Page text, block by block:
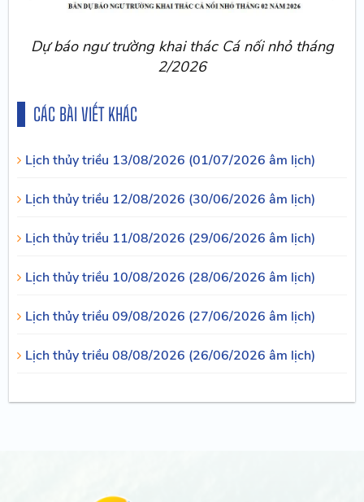
Dự báo ngư trường khai thác Cá nối nhỏ tháng
2/2026
CÁC BÀI VIẾT KHÁC
Lịch thủy triều 13/08/2026 (01/07/2026 âm lịch)
Lịch thủy triều 12/08/2026 (30/06/2026 âm lịch)
Lịch thủy triều 11/08/2026 (29/06/2026 âm lịch)
Lịch thủy triều 10/08/2026 (28/06/2026 âm lịch)
Lịch thủy triều 09/08/2026 (27/06/2026 âm lịch)
Lịch thủy triều 08/08/2026 (26/06/2026 âm lịch)